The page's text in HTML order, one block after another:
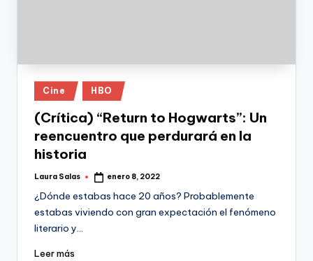
Publicado
en
Cine HBO
(Crítica) “Return to Hogwarts”: Un
reencuentro que perdurará en la
historia
Publicado
Laura Salas enero 8, 2022
¿Dónde estabas hace 20 años? Probablemente
estabas viviendo con gran expectación el fenómeno
literario y…
Leer más